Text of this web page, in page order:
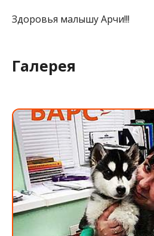
Здоровья малышу Арчи!!!
Галерея